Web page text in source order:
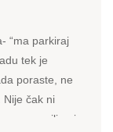
“ma parkiraj
tek je
poraste, ne
Nije čak ni
napravili oni